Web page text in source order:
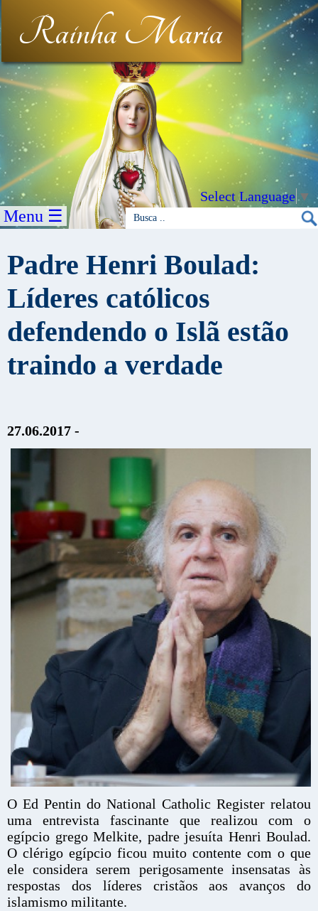
Rainha Maria
Select Language ▼
Menu ☰
Padre Henri Boulad:
Líderes católicos
defendendo o Islã estão
traindo a verdade
27.06.2017 -
O Ed Pentin do National Catholic Register relatou
uma entrevista fascinante que realizou com o
egípcio grego Melkite, padre jesuíta Henri Boulad.
O clérigo egípcio ficou muito contente com o que
ele considera serem perigosamente insensatas às
respostas dos líderes cristãos aos avanços do
islamismo militante.